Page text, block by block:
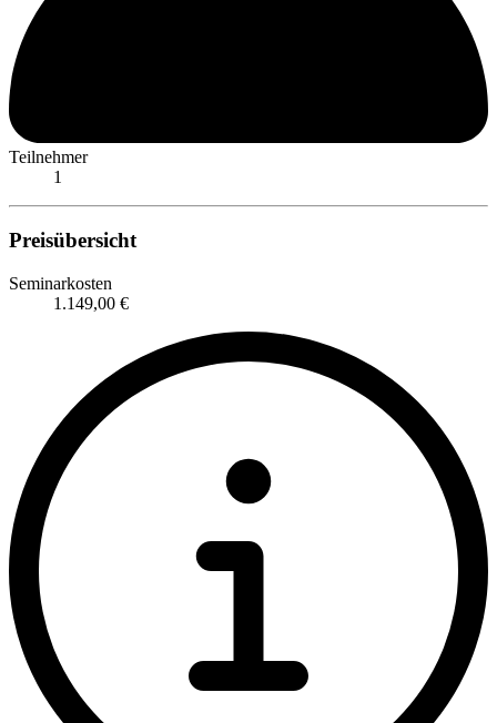
Teilnehmer
1
Preisübersicht
Seminarkosten
1.149,00 €